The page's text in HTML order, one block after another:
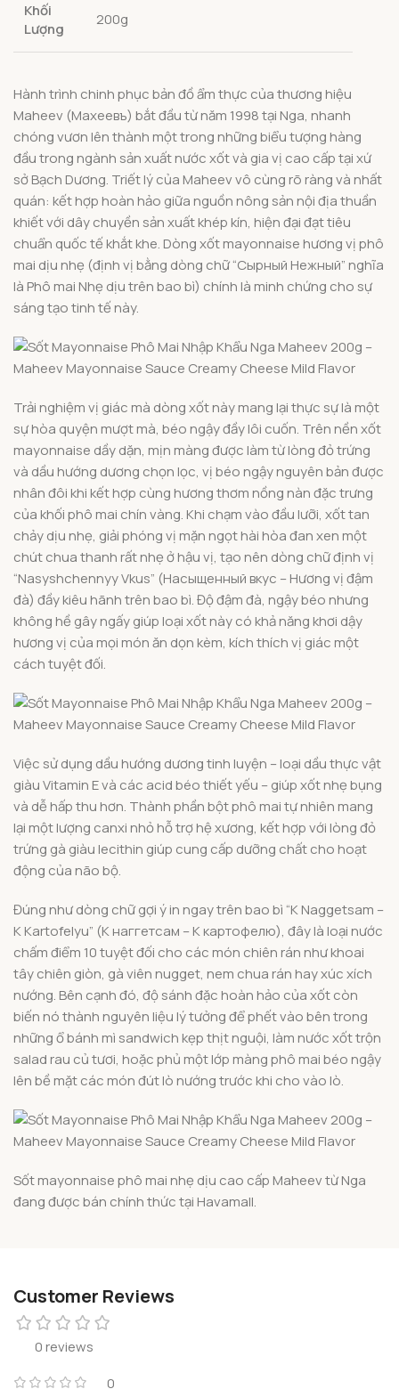
Khối
Lượng
200g
Hành trình chinh phục bản đồ ẩm thực của thương hiệu
Maheev (Махеевъ) bắt đầu từ năm 1998 tại Nga, nhanh
chóng vươn lên thành một trong những biểu tượng hàng
đầu trong ngành sản xuất nước xốt và gia vị cao cấp tại xứ
sở Bạch Dương. Triết lý của Maheev vô cùng rõ ràng và nhất
quán: kết hợp hoàn hảo giữa nguồn nông sản nội địa thuần
khiết với dây chuyền sản xuất khép kín, hiện đại đạt tiêu
chuẩn quốc tế khắt khe. Dòng xốt mayonnaise hương vị phô
mai dịu nhẹ (định vị bằng dòng chữ “Сырный Нежный” nghĩa
là Phô mai Nhẹ dịu trên bao bì) chính là minh chứng cho sự
sáng tạo tinh tế này.
Trải nghiệm vị giác mà dòng xốt này mang lại thực sự là một
sự hòa quyện mượt mà, béo ngậy đầy lôi cuốn. Trên nền xốt
mayonnaise dầy dặn, mịn màng được làm từ lòng đỏ trứng
và dầu hướng dương chọn lọc, vị béo ngậy nguyên bản được
nhân đôi khi kết hợp cùng hương thơm nồng nàn đặc trưng
của khối phô mai chín vàng. Khi chạm vào đầu lưỡi, xốt tan
chảy dịu nhẹ, giải phóng vị mặn ngọt hài hòa đan xen một
chút chua thanh rất nhẹ ở hậu vị, tạo nên dòng chữ định vị
“Nasyshchennyy Vkus” (Насыщенный вкус – Hương vị đậm
đà) đầy kiêu hãnh trên bao bì. Độ đậm đà, ngậy béo nhưng
không hề gây ngấy giúp loại xốt này có khả năng khơi dậy
hương vị của mọi món ăn dọn kèm, kích thích vị giác một
cách tuyệt đối.
Việc sử dụng dầu hướng dương tinh luyện – loại dầu thực vật
giàu Vitamin E và các acid béo thiết yếu – giúp xốt nhẹ bụng
và dễ hấp thu hơn. Thành phần bột phô mai tự nhiên mang
lại một lượng canxi nhỏ hỗ trợ hệ xương, kết hợp với lòng đỏ
trứng gà giàu lecithin giúp cung cấp dưỡng chất cho hoạt
động của não bộ.
Đúng như dòng chữ gợi ý in ngay trên bao bì “K Naggetsam –
K Kartofelyu” (К наггетсам – К картофелю), đây là loại nước
chấm điểm 10 tuyệt đối cho các món chiên rán như khoai
tây chiên giòn, gà viên nugget, nem chua rán hay xúc xích
nướng. Bên cạnh đó, độ sánh đặc hoàn hảo của xốt còn
biến nó thành nguyên liệu lý tưởng để phết vào bên trong
những ổ bánh mì sandwich kẹp thịt nguội, làm nước xốt trộn
salad rau củ tươi, hoặc phủ một lớp màng phô mai béo ngậy
lên bề mặt các món đút lò nướng trước khi cho vào lò.
Sốt mayonnaise phô mai nhẹ dịu cao cấp Maheev từ Nga
đang được bán chính thức tại Havamall.
Customer Reviews
0 reviews
0